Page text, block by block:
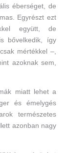
éberséget, de
Egyrészt ezt
együtt, de
bővelkedik, így
mértékkel –,
azoknak sem,
miatt lehet a
és émelygés
természetes
azonban nagy